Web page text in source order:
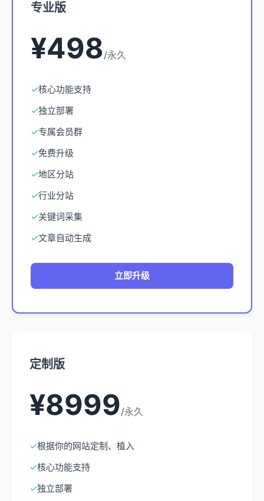
专业版
¥498/永久
✓核心功能支持
✓独立部署
✓专属会员群
✓免费升级
✓地区分站
✓行业分站
✓关键词采集
✓文章自动生成
立即升级
定制版
¥8999/永久
✓根据你的网站定制、植入
✓核心功能支持
✓独立部署